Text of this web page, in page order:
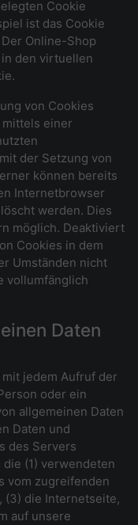
Cookie
ist das Cookie
Online-Shop
den virtuellen
von Cookies
einer
der Setzung von
können bereits
Internetbrowser
werden. Dies
möglich. Deaktiviert
Cookies in dem
Umständen nicht
vollumfänglich
Daten
jedem Aufruf der
oder ein
allgemeinen Daten
Daten und
des Servers
(1) verwendeten
vom zugreifenden
(3) die Internetseite,
auf unsere